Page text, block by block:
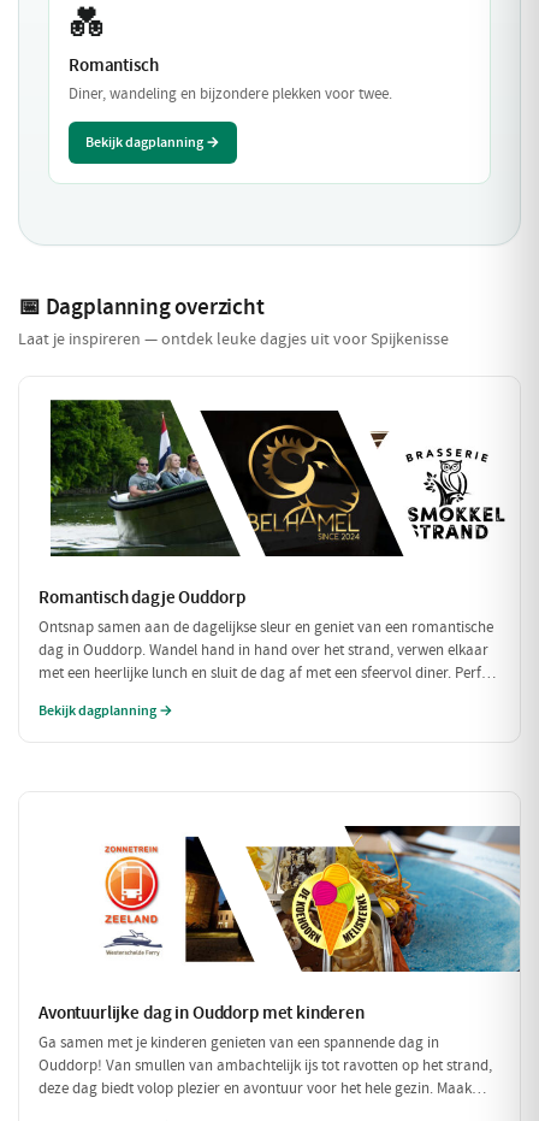
💑
Romantisch
Diner, wandeling en bijzondere plekken voor twee.
Bekijk dagplanning →
📅 Dagplanning overzicht
Laat je inspireren — ontdek leuke dagjes uit voor Spijkenisse
Romantisch dagje Ouddorp
Ontsnap samen aan de dagelijkse sleur en geniet van een romantische
dag in Ouddorp. Wandel hand in hand over het strand, verwen elkaar
met een heerlijke lunch en sluit de dag af met een sfeervol diner. Perfect
Bekijk dagplanning →
Avontuurlijke dag in Ouddorp met kinderen
Ga samen met je kinderen genieten van een spannende dag in
Ouddorp! Van smullen van ambachtelijk ijs tot ravotten op het strand,
deze dag biedt volop plezier en avontuur voor het hele gezin. Maak